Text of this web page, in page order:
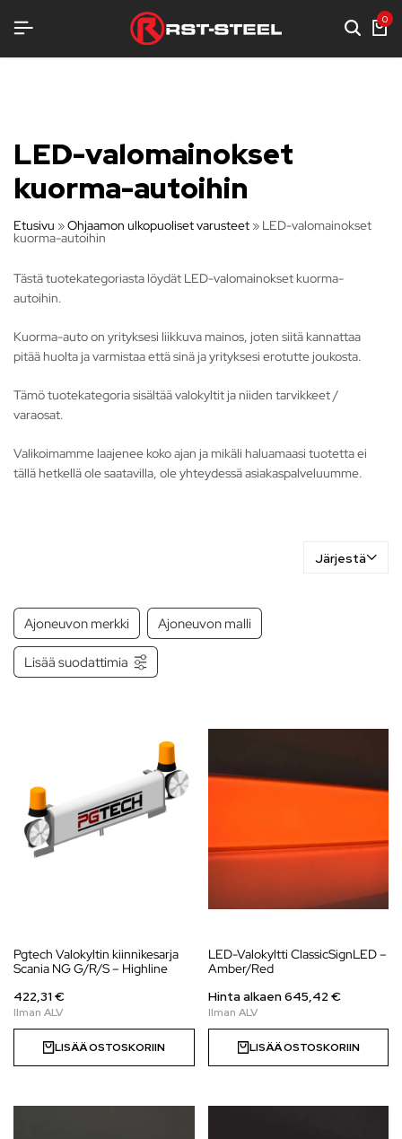
0
LED-valomainokset
kuorma-autoihin
Etusivu »Ohjaamon ulkopuoliset varusteet » LED-valomainokset
kuorma-autoihin
Tästä tuotekategoriasta löydät LED-valomainokset kuorma-
autoihin.
Kuorma-auto on yrityksesi liikkuva mainos, joten siitä kannattaa
pitää huolta ja varmistaa että sinä ja yrityksesi erotutte joukosta.
Tämö tuotekategoria sisältää valokyltit ja niiden tarvikkeet /
varaosat.
Valikoimamme laajenee koko ajan ja mikäli haluamaasi tuotetta ei
tällä hetkellä ole saatavilla, ole yhteydessä asiakaspalveluumme.
Järjestä
Ajoneuvon merkki Ajoneuvon malli
Lisää suodattimia
Pgtech Valokyltin kiinnikesarja
Scania NG G/R/S – Highline
422,31 €
LISÄÄ OSTOSKORIIN
LED-Valokyltti ClassicSignLED –
Amber/Red
Hinta alkaen645,42€
LISÄÄ OSTOSKORIIN